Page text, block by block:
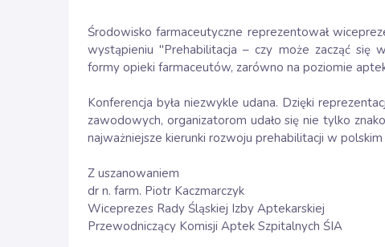
Środowisko farmaceutyczne reprezentował
wystąpieniu "Prehabilitacja – czy może zacząć się
formy opieki farmaceutów, zarówno na poziomie
Konferencja była niezwykle udana. Dzięki
zawodowych, organizatorom udało się nie tylko
najważniejsze kierunki rozwoju prehabilitacji w
Z uszanowaniem
dr n. farm. Piotr Kaczmarczyk
Wiceprezes Rady Śląskiej Izby Aptekarskiej
Przewodniczący Komisji Aptek Szpitalnych ŚIA